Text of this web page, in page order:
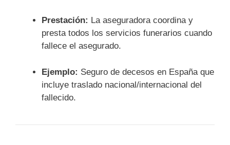
Prestación: La aseguradora coordina y
presta todos los servicios funerarios cuando
fallece el asegurado.
Ejemplo: Seguro de decesos en España que
incluye traslado nacional/internacional del
fallecido.